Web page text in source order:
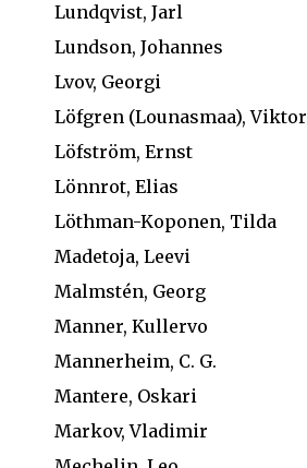
Lundqvist, Jarl
Lundson, Johannes
Lvov, Georgi
Löfgren (Lounasmaa), Viktor
Löfström, Ernst
Lönnrot, Elias
Löthman-Koponen, Tilda
Madetoja, Leevi
Malmstén, Georg
Manner, Kullervo
Mannerheim, C. G.
Mantere, Oskari
Markov, Vladimir